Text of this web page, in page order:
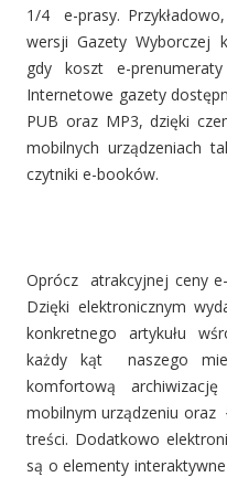
1/4 e-prasy.
wersji Gazety Wyborczej
gdy koszt e-
Internetowe gazety
PUB oraz MP3, dzięki
mobilnych urządzeniach
czytniki e-booków.
Oprócz atrakcyjnej ceny
Dzięki elektronicznym
konkretnego artykułu
każdy kąt naszego
komfortową
mobilnym urządzeniu oraz
treści. Dodatkowo
są o elementy